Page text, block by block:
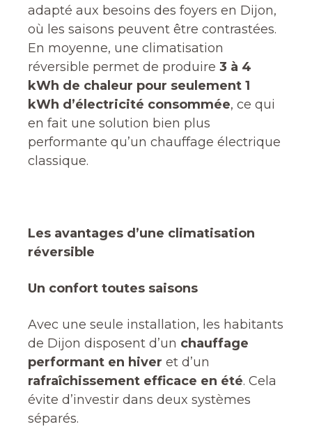
adapté aux besoins des foyers en Dijon,
où les saisons peuvent être contrastées.
En moyenne, une climatisation
réversible permet de produire 3 à 4
kWh de chaleur pour seulement 1
kWh d’électricité consommée, ce qui
en fait une solution bien plus
performante qu’un chauffage électrique
classique.
Les avantages d’une climatisation
réversible
Un confort toutes saisons
Avec une seule installation, les habitants
de Dijon disposent d’un chauffage
performant en hiver et d’un
rafraîchissement efficace en été. Cela
évite d’investir dans deux systèmes
séparés.